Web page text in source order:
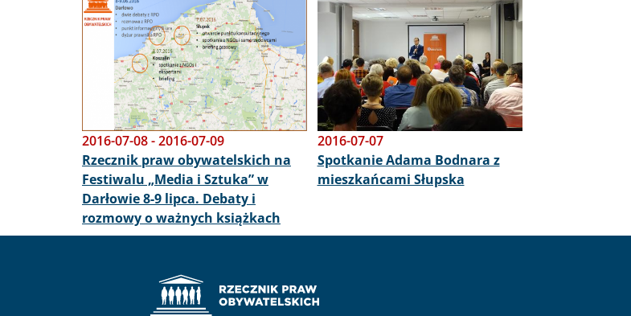
Zobacz także
Obraz
2016-07-08-2016-07-09
Rzecznik praw obywatelskich na
Darłowie 8-9 lipca. Debaty i
rozmowy o ważnych książkach
Obraz
Spotkanie Adama Bodnara z